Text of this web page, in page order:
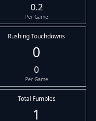
0.2
Per Game
Rushing Touchdowns
0
0
Per Game
Total Fumbles
1